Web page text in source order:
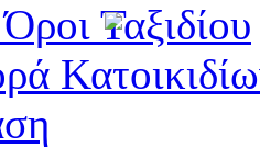
Ταξιδίου